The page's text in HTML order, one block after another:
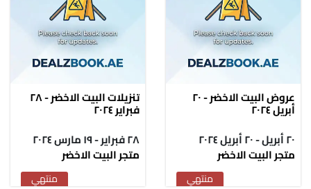
عروض البيت الاخضر - ٢٠
أبريل ٢٠٢٤
٢٠ أبريل - ٢٠ أبريل ٢٠٢٤
متجر البيت الاخضر
منتهي
تنزيلات البيت الاخضر - ٢٨
فبراير ٢٠٢٤
٢٨ فبراير - ١٩ مارس ٢٠٢٤
متجر البيت الاخضر
منتهي